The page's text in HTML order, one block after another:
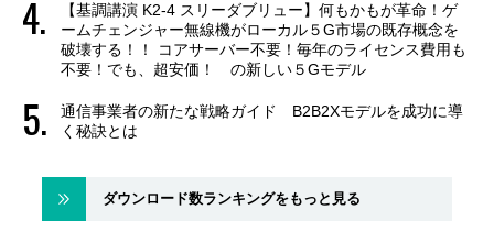
【基調講演 K2-4 スリーダブリュー】何もかもが革命！ゲ
ームチェンジャー無線機がローカル５G市場の既存概念を
破壊する！！ コアサーバー不要！毎年のライセンス費用も
不要！でも、超安価！ の新しい５Gモデル
通信事業者の新たな戦略ガイド B2B2Xモデルを成功に導
く秘訣とは
ダウンロード数ランキングをもっと見る